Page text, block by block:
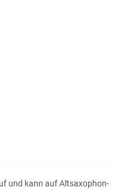
und kann auf Altsaxophon-